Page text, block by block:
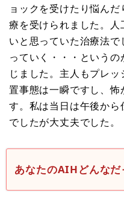
ョックを受けたり悩ん
療を受けられました。
いと思っていた治療法
っていく・・・という
じました。主人もプレ
置事態は一瞬ですし、
す。私は当日は午後か
でしたが大丈夫でした。
あなたのAIHどんな